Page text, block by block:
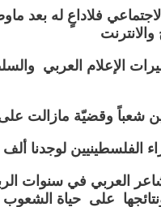
فلاداعٍ له بعد
والانترنت
الإعلام العربي
شعباً وقضيّة مازالت
الفلسطينيين لوجدنا
العربي في سنوات
على حياة الشعوب